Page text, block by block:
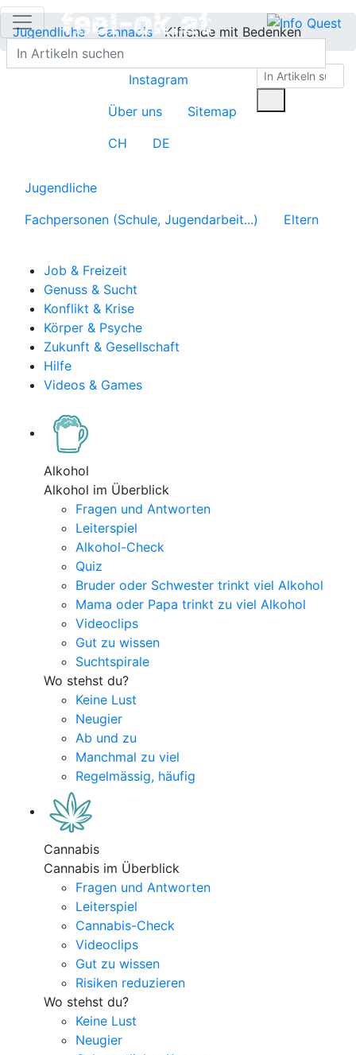
Jugendliche Cannabis Kiffende mit Bedenken
Instagram
Über uns
Sitemap
CH
DE
Jugendliche
Fachpersonen (Schule, Jugendarbeit...)
Eltern
Job & Freizeit
Genuss & Sucht
Konflikt & Krise
Körper & Psyche
Zukunft & Gesellschaft
Hilfe
Videos & Games
Alkohol
Alkohol im Überblick
Fragen und Antworten
Leiterspiel
Alkohol-Check
Quiz
Bruder oder Schwester trinkt viel Alkohol
Mama oder Papa trinkt zu viel Alkohol
Videoclips
Gut zu wissen
Suchtspirale
Wo stehst du?
Keine Lust
Neugier
Ab und zu
Manchmal zu viel
Regelmässig, häufig
Cannabis
Cannabis im Überblick
Fragen und Antworten
Leiterspiel
Cannabis-Check
Videoclips
Gut zu wissen
Risiken reduzieren
Wo stehst du?
Keine Lust
Neugier